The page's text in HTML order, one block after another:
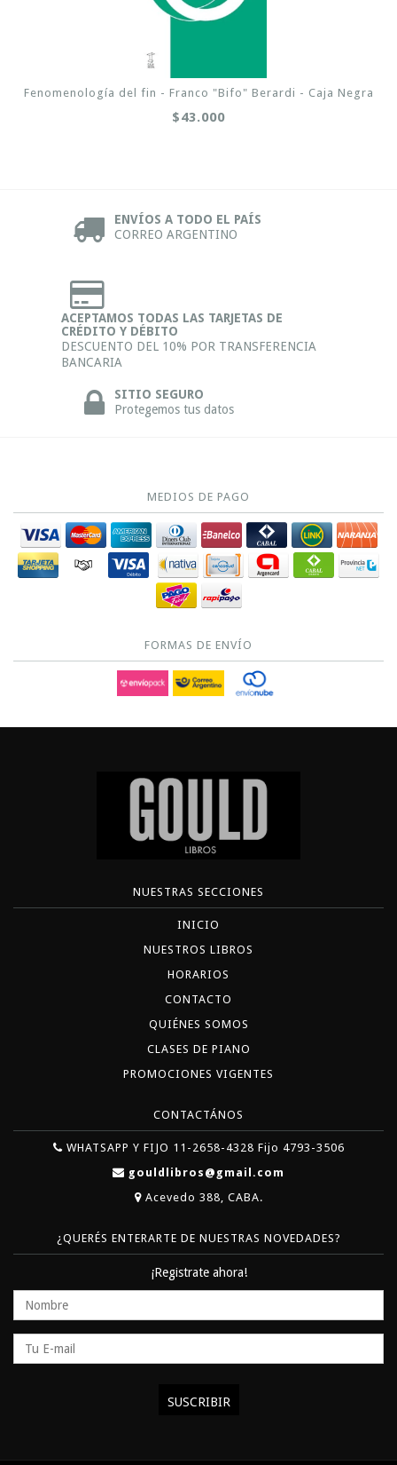
Fenomenología del fin - Franco "Bifo" Berardi - Caja Negra
$43.000
ENVÍOS A TODO EL PAÍS
CORREO ARGENTINO
ACEPTAMOS TODAS LAS TARJETAS DE
CRÉDITO Y DÉBITO
DESCUENTO DEL 10% POR TRANSFERENCIA
BANCARIA
SITIO SEGURO
Protegemos tus datos
MEDIOS DE PAGO
FORMAS DE ENVÍO
NUESTRAS SECCIONES
INICIO
NUESTROS LIBROS
HORARIOS
CONTACTO
QUIÉNES SOMOS
CLASES DE PIANO
PROMOCIONES VIGENTES
CONTACTÁNOS
WHATSAPP Y FIJO 11-2658-4328 Fijo 4793-3506
gouldlibros@gmail.com
Acevedo 388, CABA.
¿QUERÉS ENTERARTE DE NUESTRAS NOVEDADES?
¡Registrate ahora!